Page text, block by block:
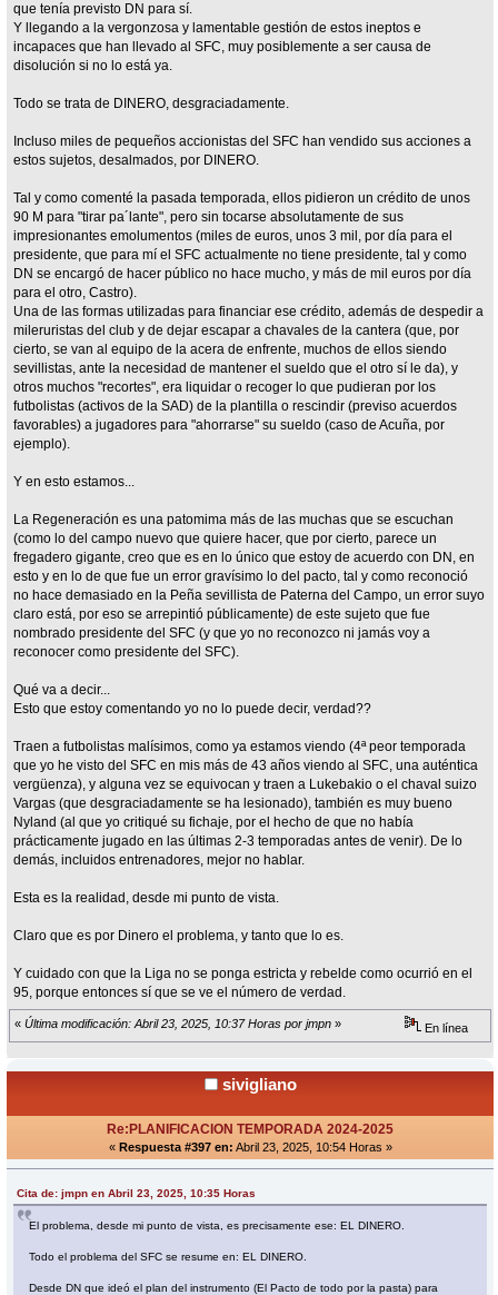
que tenía previsto DN para sí.
Y llegando a la vergonzosa y lamentable gestión de estos ineptos e
incapaces que han llevado al SFC, muy posiblemente a ser causa de
disolución si no lo está ya.
Todo se trata de DINERO, desgraciadamente.
Incluso miles de pequeños accionistas del SFC han vendido sus acciones a
estos sujetos, desalmados, por DINERO.
Tal y como comenté la pasada temporada, ellos pidieron un crédito de unos
90 M para "tirar pa´lante", pero sin tocarse absolutamente de sus
impresionantes emolumentos (miles de euros, unos 3 mil, por día para el
presidente, que para mí el SFC actualmente no tiene presidente, tal y como
DN se encargó de hacer público no hace mucho, y más de mil euros por día
para el otro, Castro).
Una de las formas utilizadas para financiar ese crédito, además de despedir a
mileruristas del club y de dejar escapar a chavales de la cantera (que, por
cierto, se van al equipo de la acera de enfrente, muchos de ellos siendo
sevillistas, ante la necesidad de mantener el sueldo que el otro sí le da), y
otros muchos "recortes", era liquidar o recoger lo que pudieran por los
futbolistas (activos de la SAD) de la plantilla o rescindir (previso acuerdos
favorables) a jugadores para "ahorrarse" su sueldo (caso de Acuña, por
ejemplo).
Y en esto estamos...
La Regeneración es una patomima más de las muchas que se escuchan
(como lo del campo nuevo que quiere hacer, que por cierto, parece un
fregadero gigante, creo que es en lo único que estoy de acuerdo con DN, en
esto y en lo de que fue un error gravísimo lo del pacto, tal y como reconoció
no hace demasiado en la Peña sevillista de Paterna del Campo, un error suyo
claro está, por eso se arrepintió públicamente) de este sujeto que fue
nombrado presidente del SFC (y que yo no reconozco ni jamás voy a
reconocer como presidente del SFC).
Qué va a decir...
Esto que estoy comentando yo no lo puede decir, verdad??
Traen a futbolistas malísimos, como ya estamos viendo (4ª peor temporada
que yo he visto del SFC en mis más de 43 años viendo al SFC, una auténtica
vergüenza), y alguna vez se equivocan y traen a Lukebakio o el chaval suizo
Vargas (que desgraciadamente se ha lesionado), también es muy bueno
Nyland (al que yo critiqué su fichaje, por el hecho de que no había
prácticamente jugado en las últimas 2-3 temporadas antes de venir). De lo
demás, incluidos entrenadores, mejor no hablar.
Esta es la realidad, desde mi punto de vista.
Claro que es por Dinero el problema, y tanto que lo es.
Y cuidado con que la Liga no se ponga estricta y rebelde como ocurrió en el
95, porque entonces sí que se ve el número de verdad.
« Última modificación: Abril 23, 2025, 10:37 Horas por jmpn » En línea
sivigliano
Re:PLANIFICACION TEMPORADA 2024-2025
« Respuesta #397 en: Abril 23, 2025, 10:54 Horas »
Cita de: jmpn en Abril 23, 2025, 10:35 Horas
El problema, desde mi punto de vista, es precisamente ese: EL DINERO.
Todo el problema del SFC se resume en: EL DINERO.
Desde DN que ideó el plan del instrumento (El Pacto de todo por la pasta) para